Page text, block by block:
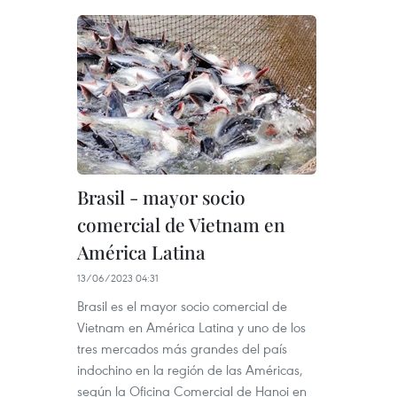
Brasil - mayor socio
comercial de Vietnam en
América Latina
13/06/2023 04:31
Brasil es el mayor socio comercial de
Vietnam en América Latina y uno de los
tres mercados más grandes del país
indochino en la región de las Américas,
según la Oficina Comercial de Hanoi en